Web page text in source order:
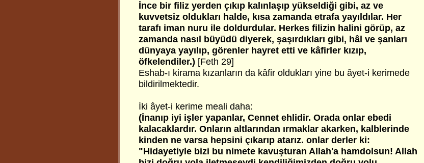
İnce bir filiz yerden çıkıp kalınlaşıp yükseldiği gibi, az ve
kuvvetsiz oldukları halde, kısa zamanda etrafa yayıldılar. Her
tarafı iman nuru ile doldurdular. Herkes filizin halini görüp, az
zamanda nasıl büyüdü diyerek, şaşırdıkları gibi, hâl ve şanları
dünyaya yayılıp, görenler hayret etti ve kâfirler kızıp,
öfkelendiler.) [Feth 29]
Eshab-ı kirama kızanların da kâfir oldukları yine bu âyet-i kerimede
bildirilmektedir.
İki âyet-i kerime meali daha:
(İnanıp iyi işler yapanlar, Cennet ehlidir. Orada onlar ebedi
kalacaklardır. Onların altlarından ırmaklar akarken, kalblerinde
kinden ne varsa hepsini çıkarıp atarız. onlar derler ki:
"Hidayetiyle bizi bu nimete kavuşturan Allah'a hamdolsun! Allah